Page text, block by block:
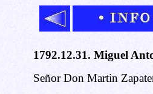
1792.12.31. Miguel
Señor Don Martin